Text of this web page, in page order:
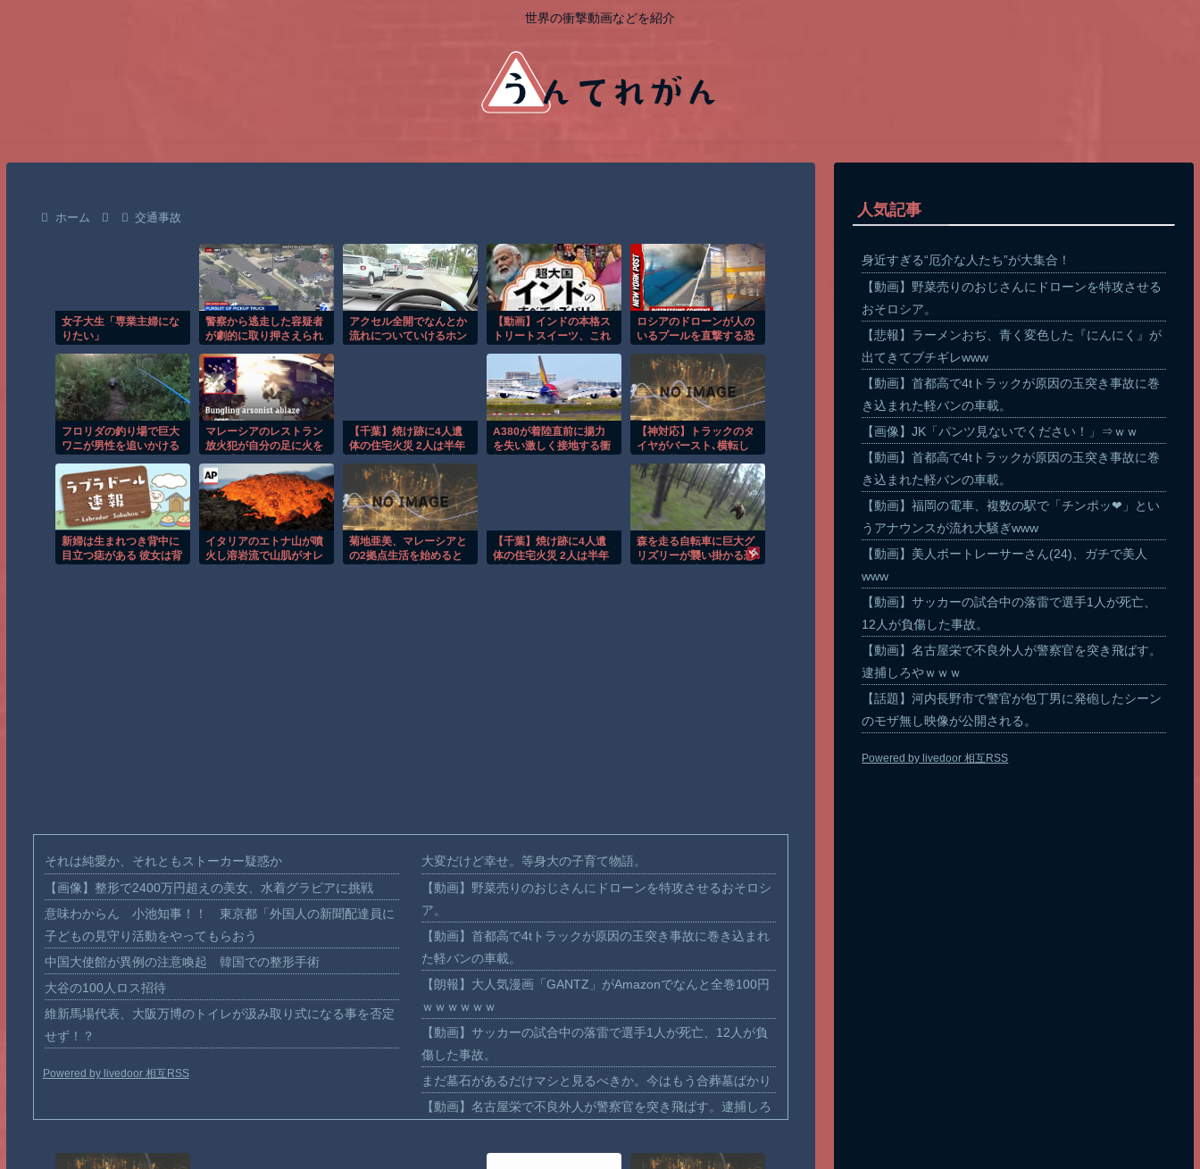
世界の衝撃動画などを紹介
ホーム 交通事故
女子大生「専業主婦にな
りたい」
警察から逃走した容疑者
が劇的に取り押さえられ
アクセル全開でなんとか
流れについていけるホン
【動画】インドの本格ス
トリートスイーツ、これ
ロシアのドローンが人の
いるプールを直撃する恐
フロリダの釣り場で巨大
ワニが男性を追いかける
マレーシアのレストラン
放火犯が自分の足に火を
【千葉】焼け跡に4人遺
体の住宅火災 2人は半年
A380が着陸直前に揚力
を失い激しく接地する衝
【神対応】トラックのタ
イヤがバースト､横転し
ック運転手が命懸けで救
った！
新婦は生まれつき背中に
目立つ痣がある 彼女は背
イタリアのエトナ山が噴
火し溶岩流で山肌がオレ
菊地亜美、マレーシアと
の2拠点生活を始めると
【千葉】焼け跡に4人遺
体の住宅火災 2人は半年
森を走る自転車に巨大グ
リズリーが襲い掛かる恐
それは純愛か、それともストーカー疑惑か
【画像】整形で2400万円超えの美女、水着グラビアに挑戦
意味わからん 小池知事！！ 東京都「外国人の新聞配達員に
子どもの見守り活動をやってもらおう
中国大使館が異例の注意喚起 韓国での整形手術
大谷の100人ロス招待
維新馬場代表、大阪万博のトイレが汲み取り式になる事を否定
せず！？
Powered by livedoor 相互RSS
大変だけど幸せ。等身大の子育て物語。
【動画】野菜売りのおじさんにドローンを特攻させるおそロシ
ア。
【動画】首都高で4tトラックが原因の玉突き事故に巻き込まれ
た軽バンの車載。
【朗報】大人気漫画「GANTZ」がAmazonでなんと全巻100円
ｗｗｗｗｗｗ
【動画】サッカーの試合中の落雷で選手1人が死亡、12人が負
傷した事故。
まだ墓石があるだけマシと見るべきか。今はもう合葬墓ばかり
【動画】名古屋栄で不良外人が警察官を突き飛ばす。逮捕しろ
【動画】新型のさすまた、限界突破ｗｗｗｗｗｗ
人気記事
身近すぎる“厄介な人たち”が大集合！
【動画】野菜売りのおじさんにドローンを特攻させる
おそロシア。
【悲報】ラーメンおぢ、青く変色した『にんにく』が
出てきてブチギレwww
【動画】首都高で4tトラックが原因の玉突き事故に巻
き込まれた軽バンの車載。
【画像】JK「パンツ見ないでください！」⇒ｗｗ
【動画】首都高で4tトラックが原因の玉突き事故に巻
き込まれた軽バンの車載。
【動画】福岡の電車、複数の駅で「チンポッ❤」とい
うアナウンスが流れ大騒ぎwww
【動画】美人ボートレーサーさん(24)、ガチで美人
www
【動画】サッカーの試合中の落雷で選手1人が死亡、
12人が負傷した事故。
【動画】名古屋栄で不良外人が警察官を突き飛ばす。
逮捕しろやｗｗｗ
【話題】河内長野市で警官が包丁男に発砲したシーン
のモザ無し映像が公開される。
Powered by livedoor 相互RSS